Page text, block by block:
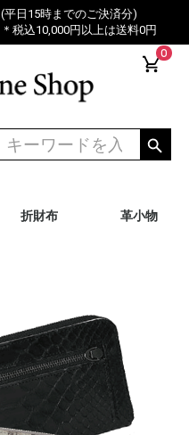
(平日15時までのご決済分)
＊税込10,000円以上は送料0円
0
折財布 革小物